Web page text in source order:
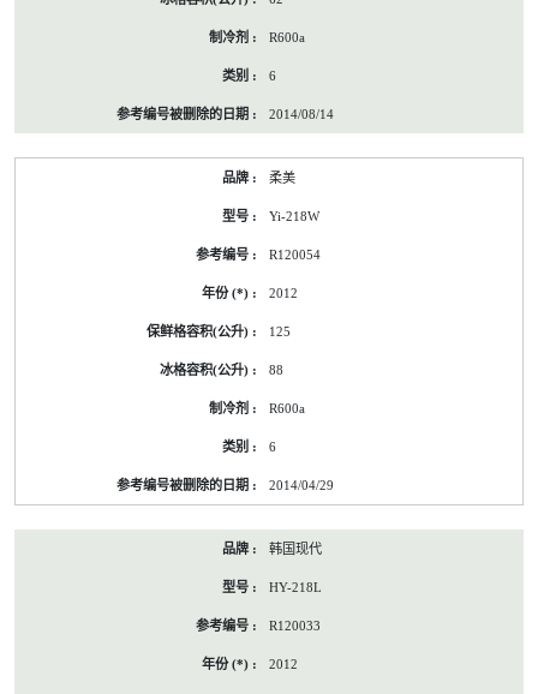
R600a
6
2014/08/14
柔美
Yi-218W
R120054
2012
125
88
R600a
6
2014/04/29
韩国现代
HY-218L
R120033
2012